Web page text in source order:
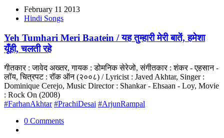
February 11 2013
Hindi Songs
Yeh Tumhari Meri Baatein / यह तुम्हारी मेरी बातें, हमेशा
यूँही, चलती रहे
गीतकार : जावेद अख्तर, गायक : डोमनिक सेरेजो, संगीतकार : शंकर - एहसान -
लॉय, चित्रपट : रॉक ऑन (२००८) / Lyricist : Javed Akhtar, Singer :
Dominique Cerejo, Music Director : Shankar - Ehsaan - Loy, Movie
: Rock On (2008)
#FarhanAkhtar #PrachiDesai #ArjunRampal
0 Comments